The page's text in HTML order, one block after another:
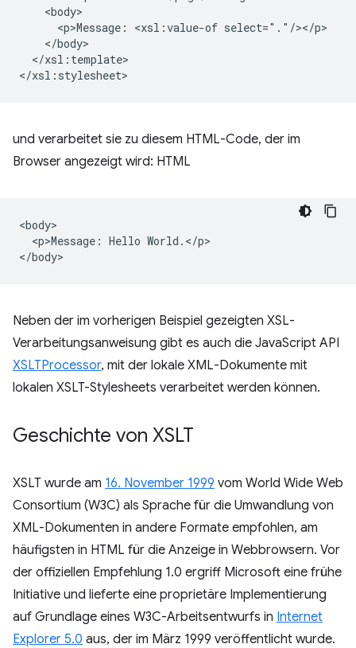
<p>Message:
<xsl:value-of
</xsl:template>
und verarbeitet sie zu diesem HTML-Code, der im
Browser angezeigt wird: HTML
<body>
  <p>Message: Hello World.</p>
Neben der im vorherigen Beispiel gezeigten XSL-
Verarbeitungsanweisung gibt es auch die JavaScript API
XSLTProcessor, mit der lokale XML-Dokumente mit
lokalen XSLT-Stylesheets verarbeitet werden können.
Geschichte von XSLT
XSLT wurde am 16. November 1999 vom World Wide Web
Consortium (W3C) als Sprache für die Umwandlung von
XML-Dokumenten in andere Formate empfohlen, am
häufigsten in HTML für die Anzeige in Webbrowsern. Vor
der offiziellen Empfehlung 1.0 ergriff Microsoft eine frühe
Initiative und lieferte eine proprietäre Implementierung
auf Grundlage eines W3C-Arbeitsentwurfs in Internet
Explorer 5.0 aus, der im März 1999 veröffentlicht wurde.